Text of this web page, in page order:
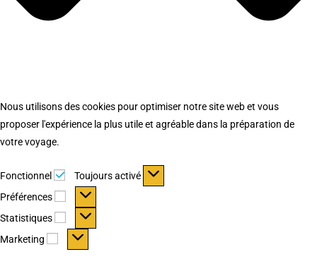
Nous utilisons des cookies pour optimiser notre site web et vous
proposer l'expérience la plus utile et agréable dans la préparation de
votre voyage.
Fonctionnel Fonctionnel
Toujours activé
Préférences
Préférences
Statistiques Statistiques
Marketing Marketing